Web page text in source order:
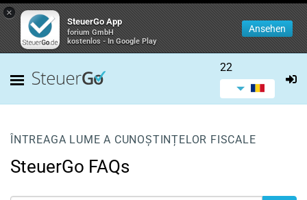
×
SteuerGo App
forium GmbH
kostenlos - In Google Play
Ansehen
22
ÎNTREAGA LUME A CUNOȘTINȚELOR FISCALE
SteuerGo FAQs